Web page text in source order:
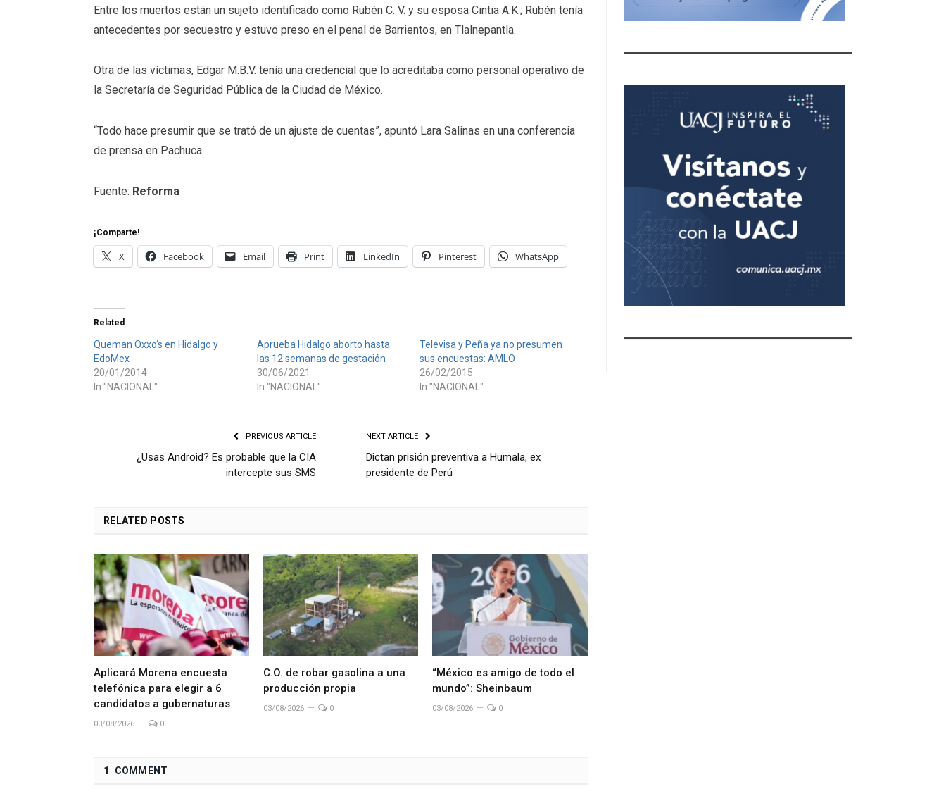
Entre los muertos están un sujeto identificado como Rubén C. V. y su esposa Cintia A.K.; Rubén tenía
antecedentes por secuestro y estuvo preso en el penal de Barrientos, en Tlalnepantla.
Otra de las víctimas, Edgar M.B.V. tenía una credencial que lo acreditaba como personal operativo de
la Secretaría de Seguridad Pública de la Ciudad de México.
“Todo hace presumir que se trató de un ajuste de cuentas”, apuntó Lara Salinas en una conferencia
de prensa en Pachuca.
Fuente: Reforma
¡Comparte!
X Facebook Email Print LinkedIn Pinterest WhatsApp
Related
Queman Oxxo‘s en Hidalgo y
EdoMex
20/01/2014
In "NACIONAL"
Aprueba Hidalgo aborto hasta
las 12 semanas de gestación
30/06/2021
In "NACIONAL"
Televisa y Peña ya no presumen
sus encuestas: AMLO
26/02/2015
In "NACIONAL"
PREVIOUS ARTICLE
¿Usas Android? Es probable que la CIA
intercepte sus SMS
NEXT ARTICLE
Dictan prisión preventiva a Humala, ex
presidente de Perú
RELATED POSTS
Aplicará Morena encuesta
telefónica para elegir a 6
candidatos a gubernaturas
03/08/2026 0
C.O. de robar gasolina a una
producción propia
03/08/2026 0
“México es amigo de todo el
mundo”: Sheinbaum
03/08/2026 0
1 COMMENT